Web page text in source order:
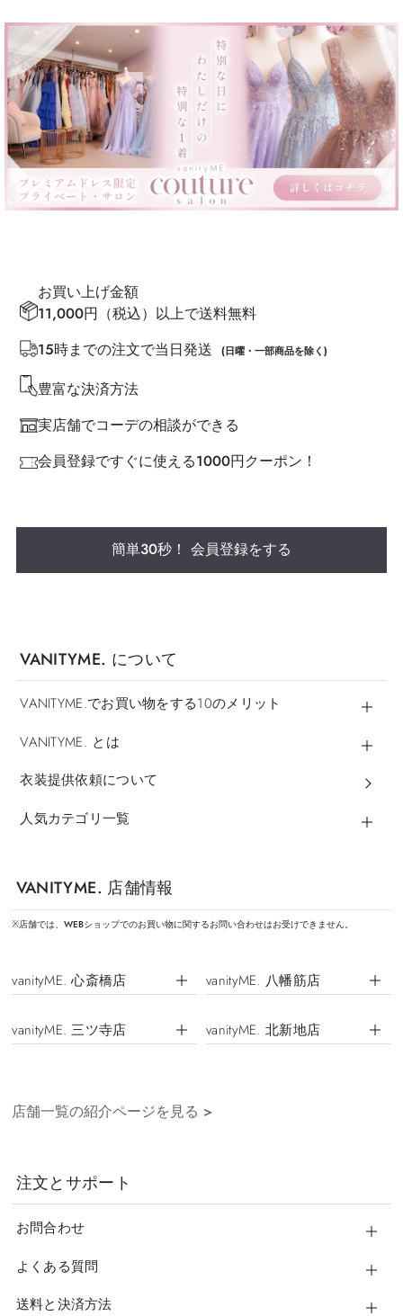
お買い上げ金額
11,000円（税込）以上で送料無料
15時までの注文で当日発送
(日曜・一部商品を除く)
豊富な決済方法
実店舗でコーデの相談ができる
会員登録ですぐに使える1000円クーポン！
簡単30秒！ 会員登録をする
VANITYME. について
VANITYME.でお買い物をする10のメリット
VANITYME. とは
衣装提供依頼について
人気カテゴリ一覧
VANITYME. 店舗情報
※店舗では、WEBショップでのお買い物に関するお問い合わせはお受けできません。
vanityME. 心斎橋店 vanityME. 八幡筋店
vanityME. 三ツ寺店 vanityME. 北新地店
店舗一覧の紹介ページを見る >
注文とサポート
お問合わせ
よくある質問
送料と決済方法